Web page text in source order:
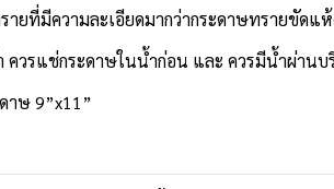
ายที่มีความละเอียดมากว่ากระดาษทรายขัดแ
วรแช่กระดาษในนํ้าก่อน และ ควรมีนํ้าผ่านบ
าษ 9”x11”